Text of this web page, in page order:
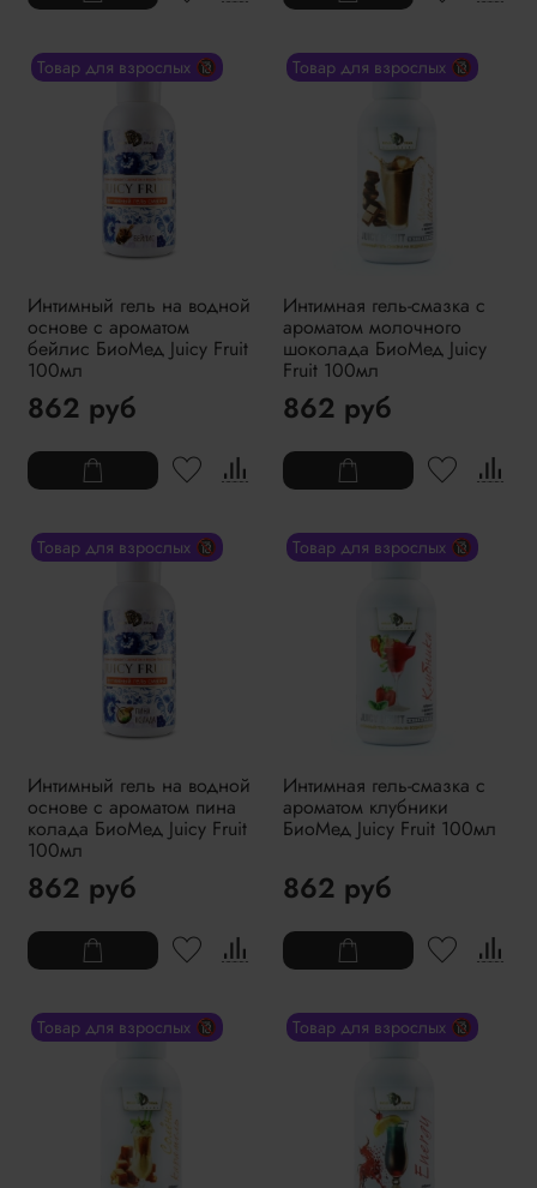
Товар для взрослых 🔞
Интимный гель на водной
основе с ароматом
бейлис БиоМед Juicy Fruit
100мл
862 руб
Товар для взрослых 🔞
Интимная гель-смазка с
ароматом молочного
шоколада БиоМед Juicy
Fruit 100мл
862 руб
Товар для взрослых 🔞
Интимный гель на водной
основе с ароматом пина
колада БиоМед Juicy Fruit
100мл
862 руб
Товар для взрослых 🔞
Интимная гель-смазка с
ароматом клубники
БиоМед Juicy Fruit 100мл
862 руб
Товар для взрослых 🔞 Товар для взрослых 🔞